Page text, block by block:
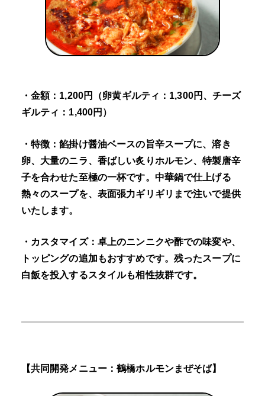
・金額：1,200円（卵黄ギルティ：1,300円、チーズ
ギルティ：1,400円）
・特徴：餡掛け醤油ベースの旨辛スープに、溶き
卵、大量のニラ、香ばしい炙りホルモン、特製唐辛
子を合わせた至極の一杯です。中華鍋で仕上げる
熱々のスープを、表面張力ギリギリまで注いで提供
いたします。
・カスタマイズ：卓上のニンニクや酢での味変や、
トッピングの追加もおすすめです。残ったスープに
白飯を投入するスタイルも相性抜群です。
【共同開発メニュー：鶴橋ホルモンまぜそば】